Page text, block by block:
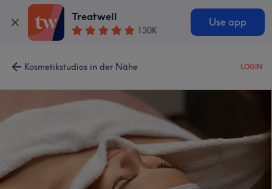
Treatwell
130K
Use app
Kosmetikstudios in der Nähe LOGIN